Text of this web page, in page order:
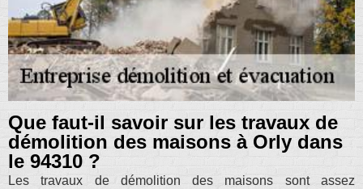
Que faut-il savoir sur les travaux de
démolition des maisons à Orly dans
le 94310 ?
Les travaux de démolition des maisons sont assez